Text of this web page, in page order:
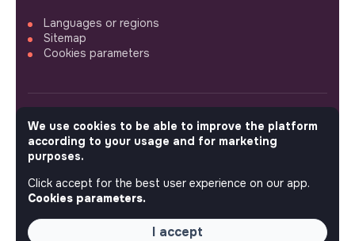
Languages or regions
Sitemap
Cookies parameters
FOLLOW US
© 2026 jobs that makesense.
We use cookies to be able to improve the platform
according to your usage and for marketing
purposes.
Click accept for the best user experience on our app.
Cookies parameters.
I accept